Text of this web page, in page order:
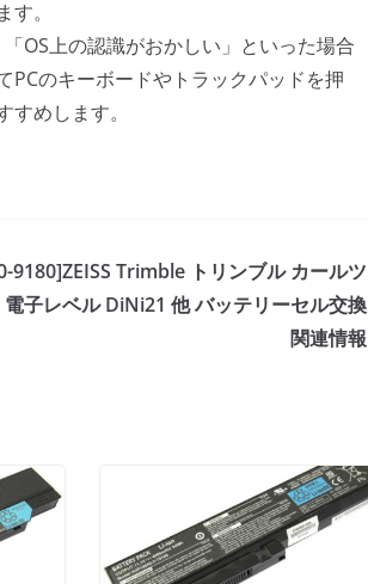
。
OS上の認識がおかしい」といった場合
PCのキーボードやトラックパッドを押
めします。
9180]ZEISS Trimble トリンブル カールツ
電子レベル DiNi21 他 バッテリーセル交換
関連情報